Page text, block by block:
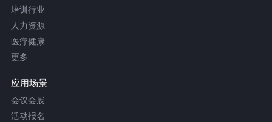
培训行业
人力资源
医疗健康
更多
应用场景
会议会展
活动报名